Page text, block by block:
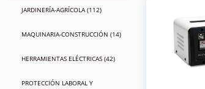
JARDINERÍA-AGRÍCOLA (112)
MAQUINARIA-CONSTRUCCIÓN (14)
HERRAMIENTAS ELÉCTRICAS (42)
PROTECCIÓN LABORAL Y